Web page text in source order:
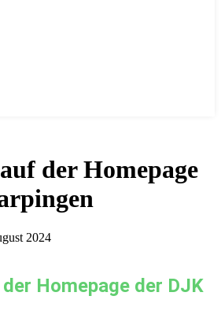
der Homepage
2024
Homepage der DJK